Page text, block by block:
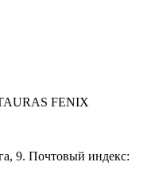
FENIX
9. Почтовый индекс: